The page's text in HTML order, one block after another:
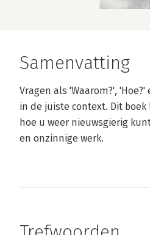
Samenvatting
Vragen als 'Waarom?',
in de juiste context. Dit
hoe u weer nieuwsgierig
en onzinnige werk.